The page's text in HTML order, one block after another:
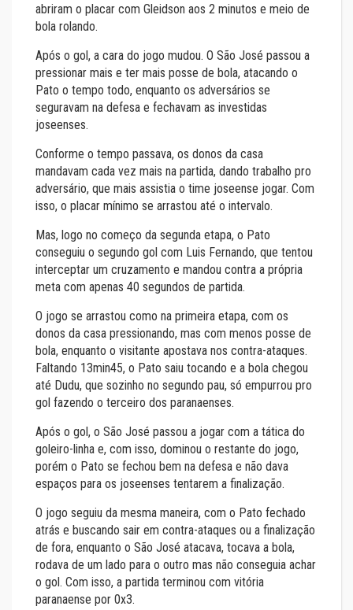
abriram o placar com Gleidson aos 2 minutos e meio de
bola rolando.
Após o gol, a cara do jogo mudou. O São José passou a
pressionar mais e ter mais posse de bola, atacando o
Pato o tempo todo, enquanto os adversários se
seguravam na defesa e fechavam as investidas
joseenses.
Conforme o tempo passava, os donos da casa
mandavam cada vez mais na partida, dando trabalho pro
adversário, que mais assistia o time joseense jogar. Com
isso, o placar mínimo se arrastou até o intervalo.
Mas, logo no começo da segunda etapa, o Pato
conseguiu o segundo gol com Luis Fernando, que tentou
interceptar um cruzamento e mandou contra a própria
meta com apenas 40 segundos de partida.
O jogo se arrastou como na primeira etapa, com os
donos da casa pressionando, mas com menos posse de
bola, enquanto o visitante apostava nos contra-ataques.
Faltando 13min45, o Pato saiu tocando e a bola chegou
até Dudu, que sozinho no segundo pau, só empurrou pro
gol fazendo o terceiro dos paranaenses.
Após o gol, o São José passou a jogar com a tática do
goleiro-linha e, com isso, dominou o restante do jogo,
porém o Pato se fechou bem na defesa e não dava
espaços para os joseenses tentarem a finalização.
O jogo seguiu da mesma maneira, com o Pato fechado
atrás e buscando sair em contra-ataques ou a finalização
de fora, enquanto o São José atacava, tocava a bola,
rodava de um lado para o outro mas não conseguia achar
o gol. Com isso, a partida terminou com vitória
paranaense por 0x3.